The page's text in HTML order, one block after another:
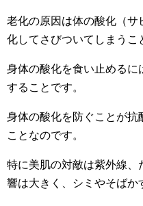
老化の原因は体の酸化（
化してさびついてしまうこ
身体の酸化を食い止めるに
することです。
身体の酸化を防ぐことが抗
ことなのです。
特に美肌の対敵は紫外線
響は大きく、シミやそばか